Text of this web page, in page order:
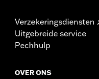
Verzekeringsdiensten
Uitgebreide service
Pechhulp
OVER ONS